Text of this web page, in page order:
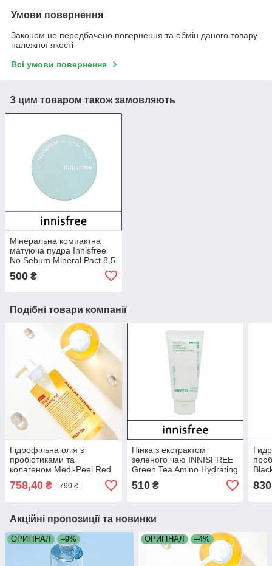
Умови повернення
Законом не передбачено повернення та обмін даного товару
належної якості
Всі умови повернення
З цим товаром також замовляють
Мінеральна компактна
матуюча пудра Innisfree
No Sebum Mineral Pact 8,5
500 ₴
Подібні товари компанії
Гідрофільна олія з
пробіотиками та
колагеном Medi-Peel Red
Lacto Collagen Cleansing
Oil 200 мл
758,40 ₴ 790 ₴
Пінка з екстрактом
зеленого чаю INNISFREE
Green Tea Amino Hydrating
Cleansing Foam 150 мл
510₴
Oil
830
Акційні пропозиції та новинки
ОРИГІНАЛ –9% ОРИГІНАЛ –4%